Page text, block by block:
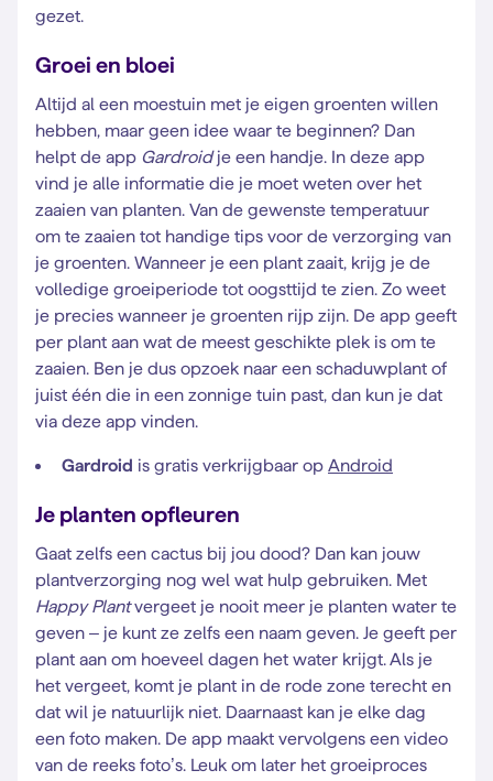
gezet.
Groei en bloei
Altijd al een moestuin met je eigen groenten willen
hebben, maar geen idee waar te beginnen? Dan
helpt de app Gardroidje een handje. In deze app
vind je alle informatie die je moet weten over het
zaaien van planten. Van de gewenste temperatuur
om te zaaien tot handige tips voor de verzorging van
je groenten. Wanneer je een plant zaait, krijg je de
volledige groeiperiode tot oogsttijd te zien. Zo weet
je precies wanneer je groenten rijp zijn. De app geeft
per plant aan wat de meest geschikte plek is om te
zaaien. Ben je dus opzoek naar een schaduwplant of
juist één die in een zonnige tuin past, dan kun je dat
via deze app vinden.
Gardroid is gratis verkrijgbaar op Android
Je planten opfleuren
Gaat zelfs een cactus bij jou dood? Dan kan jouw
plantverzorging nog wel wat hulp gebruiken. Met
Happy Plantvergeet je nooit meer je planten water te
geven – je kunt ze zelfs een naam geven. Je geeft per
plant aan om hoeveel dagen het water krijgt. Als je
het vergeet, komt je plant in de rode zone terecht en
dat wil je natuurlijk niet. Daarnaast kan je elke dag
een foto maken. De app maakt vervolgens een video
van de reeks foto’s. Leuk om later het groeiproces